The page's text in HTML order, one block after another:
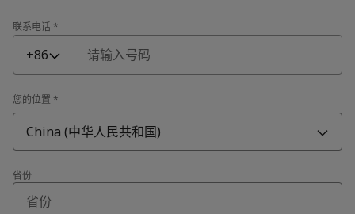
联系电话 *
联系电话
+86
您的位置 *
China (中华人民共和国)
省份